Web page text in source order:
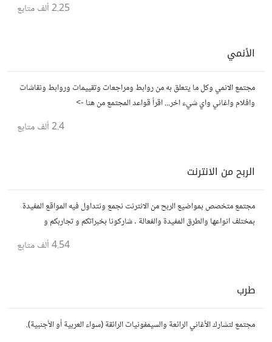
2.25 ألف متابع
الأنمي
مجتمع الانمي وكل ما يتعلق به من روابط ومراجعات وتقييمات وروابط ونقاشات
وافلام واغاني واي شيء اخر... اقرأ قواعد المجتمع من هنا ->
2.4 ألف متابع
الربح من الانترنت
مجتمع متخصص بمواضيع الربح من الانترنت نجمع ونتداول فيه المواقع المفيدة
بمختلف انواعها والطرق المفيدة والفعالة . شاركونا بخبراتكم و تجاربكم و
4.54 ألف متابع
طرب
مجتمع لتشارك الأغاني الرائعة والسيمفونيات الرائقة (سواء العربية أو الأجنبية).